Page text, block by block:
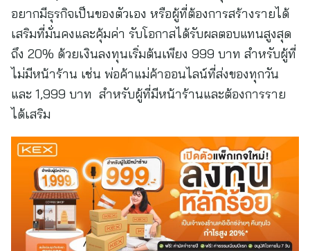
อยากมีธุรกิจเป็นของตัวเอง หรือผู้ที่ต้องการสร้างรายได้
เสริมที่มั่นคงและคุ้มค่า รับโอกาสได้รับผลตอบแทนสูงสุด
ถึง 20% ด้วยเงินลงทุนเริ่มต้นเพียง 999 บาท สำหรับผู้ที่
ไม่มีหน้าร้าน เช่น พ่อค้าแม่ค้าออนไลน์ที่ส่งของทุกวัน
และ 1,999 บาท สำหรับผู้ที่มีหน้าร้านและต้องการราย
ได้เสริม